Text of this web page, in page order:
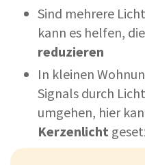
Sind mehrere
kann es helfen,
reduzieren
In kleinen
Signals durch
umgehen, hier
Kerzenlicht